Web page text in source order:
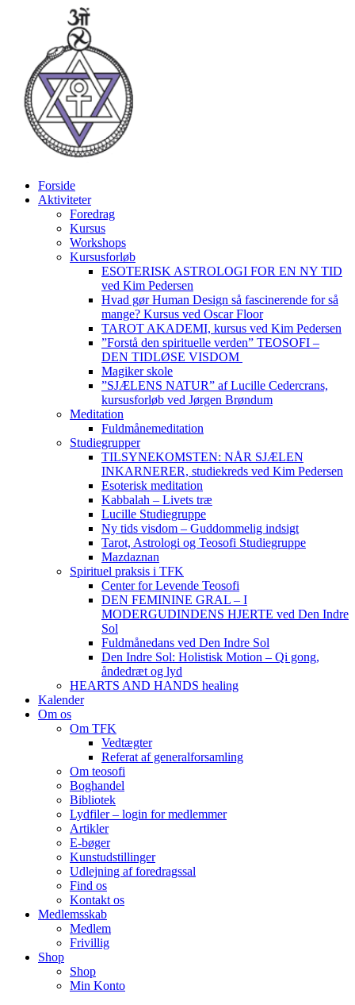
Forside
Aktiviteter
Foredrag
Kursus
Workshops
Kursusforløb
ESOTERISK ASTROLOGI FOR EN NY TID
ved Kim Pedersen
Hvad gør Human Design så fascinerende for så
mange? Kursus ved Oscar Floor
TAROT AKADEMI, kursus ved Kim Pedersen
”Forstå den spirituelle verden” TEOSOFI –
DEN TIDLØSE VISDOM
Magiker skole
”SJÆLENS NATUR” af Lucille Cedercrans,
kursusforløb ved Jørgen Brøndum
Meditation
Fuldmånemeditation
Studiegrupper
TILSYNEKOMSTEN: NÅR SJÆLEN
INKARNERER, studiekreds ved Kim Pedersen
Esoterisk meditation
Kabbalah – Livets træ
Lucille Studiegruppe
Ny tids visdom – Guddommelig indsigt
Tarot, Astrologi og Teosofi Studiegruppe
Mazdaznan
Spirituel praksis i TFK
Center for Levende Teosofi
DEN FEMININE GRAL – I
MODERGUDINDENS HJERTE ved Den Indre
Sol
Fuldmånedans ved Den Indre Sol
Den Indre Sol: Holistisk Motion – Qi gong,
åndedræt og lyd
HEARTS AND HANDS healing
Kalender
Om os
Om TFK
Vedtægter
Referat af generalforsamling
Om teosofi
Boghandel
Bibliotek
Lydfiler – login for medlemmer
Artikler
E-bøger
Kunstudstillinger
Udlejning af foredragssal
Find os
Kontakt os
Medlemsskab
Medlem
Frivillig
Shop
Shop
Min Konto